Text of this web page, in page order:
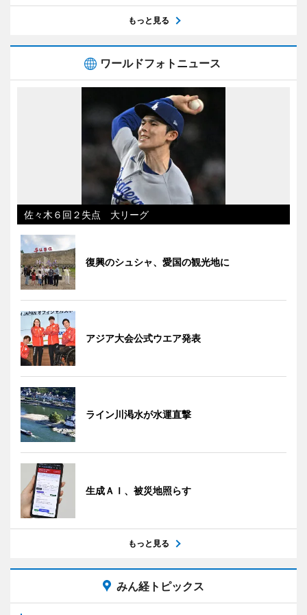
もっと見る
ワールドフォトニュース
佐々木６回２失点 大リーグ
復興のシュシャ、愛国の観光地に
アジア大会公式ウエア発表
ライン川渇水が水運直撃
生成ＡＩ、被災地照らす
もっと見る
みん経トピックス